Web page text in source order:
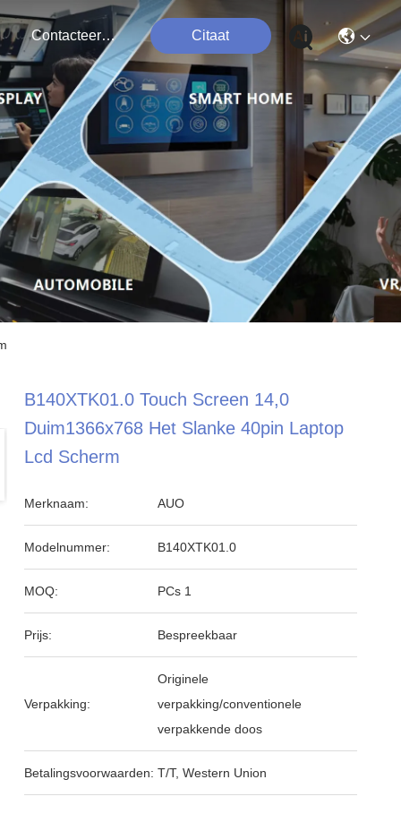
Contacteer Ons Citaat
B140XTK01.0 Touch Screen 14,0
Duim1366x768 Het Slanke 40pin Laptop
Lcd Scherm
Merknaam: AUO
Modelnummer: B140XTK01.0
MOQ: PCs 1
Prijs: Bespreekbaar
Verpakking:
Originele
verpakking/conventionele
verpakkende doos
Betalingsvoorwaarden: T/T, Western Union